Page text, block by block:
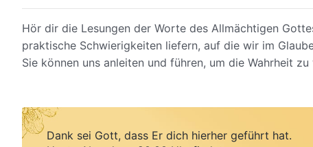
Hör dir die Lesungen der Worte des Allmächtigen
praktische Schwierigkeiten liefern, auf die wir im
Sie können uns anleiten und führen, um die Wahrheit
Dank sei Gott, dass Er dich hierher geführt hat.